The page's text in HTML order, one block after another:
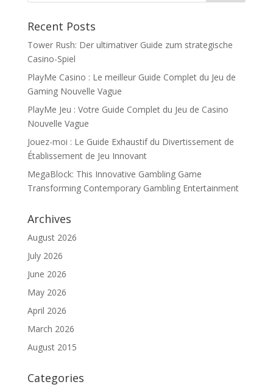
Recent Posts
Tower Rush: Der ultimativer Guide zum strategische
Casino-Spiel
PlayMe Casino : Le meilleur Guide Complet du Jeu de
Gaming Nouvelle Vague
PlayMe Jeu : Votre Guide Complet du Jeu de Casino
Nouvelle Vague
Jouez-moi : Le Guide Exhaustif du Divertissement de
Établissement de Jeu Innovant
MegaBlock: This Innovative Gambling Game
Transforming Contemporary Gambling Entertainment
Archives
August 2026
July 2026
June 2026
May 2026
April 2026
March 2026
August 2015
Categories